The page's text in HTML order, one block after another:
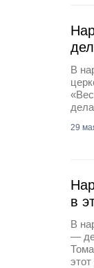
В
29
в
В
—